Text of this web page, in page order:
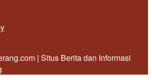
| Situs Berita dan Informasi